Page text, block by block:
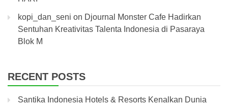
kopi_dan_seni on Djournal Monster Cafe Hadirkan
Sentuhan Kreativitas Talenta Indonesia di Pasaraya
Blok M
RECENT POSTS
Santika Indonesia Hotels & Resorts Kenalkan Dunia